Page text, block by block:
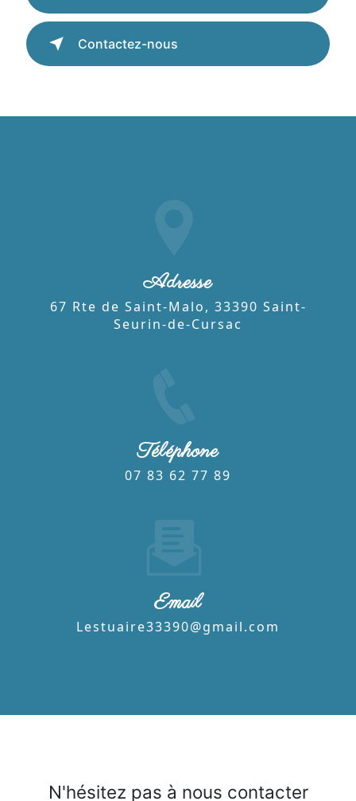
Contactez-nous
Adresse
67 Rte de Saint-Malo, 33390 Saint-
Seurin-de-Cursac
Téléphone
07 83 62 77 89
Email
lestuaire33390@gmail.com
N'hésitez pas à nous contacter